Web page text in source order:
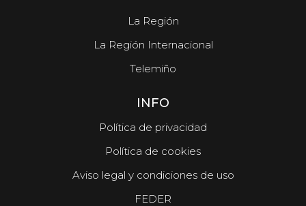
La Región
La Región Internacional
Telemiño
INFO
Política de privacidad
Política de cookies
Aviso legal y condiciones de uso
FEDER